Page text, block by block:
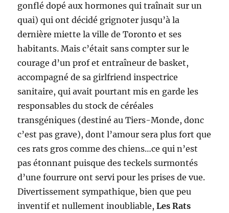
gonflé dopé aux hormones qui traînait sur un
quai) qui ont décidé grignoter jusqu’à la
dernière miette la ville de Toronto et ses
habitants. Mais c’était sans compter sur le
courage d’un prof et entraîneur de basket,
accompagné de sa girlfriend inspectrice
sanitaire, qui avait pourtant mis en garde les
responsables du stock de céréales
transgéniques (destiné au Tiers-Monde, donc
c’est pas grave), dont l’amour sera plus fort que
ces rats gros comme des chiens…ce qui n’est
pas étonnant puisque des teckels surmontés
d’une fourrure ont servi pour les prises de vue.
Divertissement sympathique, bien que peu
inventif et nullement inoubliable,Les Rats